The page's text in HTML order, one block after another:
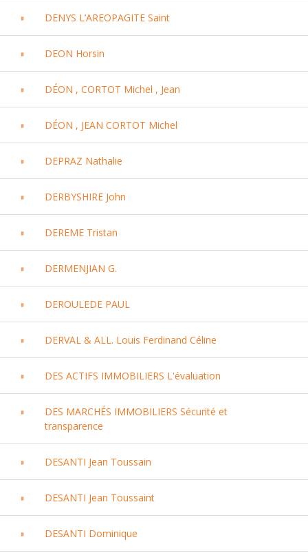
DENYS L’AREOPAGITE Saint
DEON Horsin
DÉON , CORTOT Michel , Jean
DÉON , JEAN CORTOT Michel
DEPRAZ Nathalie
DERBYSHIRE John
DEREME Tristan
DERMENJIAN G.
DEROULEDE PAUL
DERVAL & ALL. Louis Ferdinand Céline
DES ACTIFS IMMOBILIERS L'évaluation
DES MARCHÉS IMMOBILIERS Sécurité et
transparence
DESANTI Jean Toussain
DESANTI Jean Toussaint
DESANTI Dominique